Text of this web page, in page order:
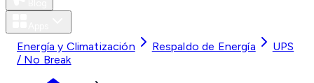
Energía y Climatización Respaldo de Energía
UPS
/ No Break